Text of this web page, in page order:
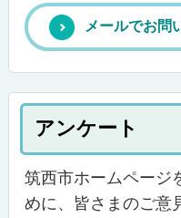
メールでお問
アンケート
筑西市ホームページ
めに、皆さまのご意